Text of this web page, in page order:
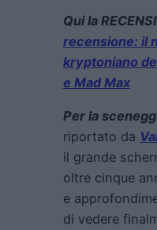
Qui la
recensione: il
kryptoniano
e Mad Max
Per la
riportato da
il grande
oltre cinque
e
di vedere